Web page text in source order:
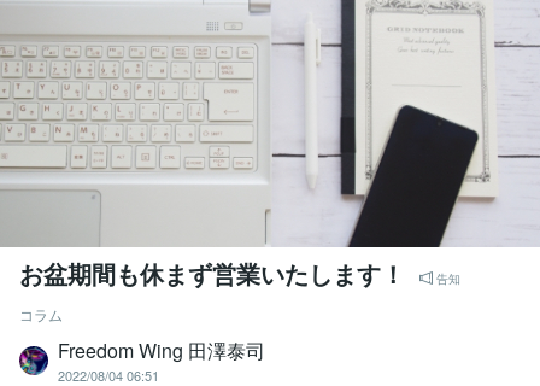
お盆期間も休まず営業いたします！ 告知
コラム
Freedom Wing 田澤泰司
2022/08/04 06:51